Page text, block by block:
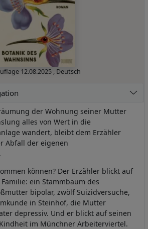
12.08.2025 , Deutsch
der Wohnung seiner Mutter
alles von Wert in die
wandert, bleibt dem Erzähler
Abfall der eigenen
können? Der Erzähler blickt auf
ein Stammbaum des
bipolar, zwölf Suizidversuche,
in Steinhof, die Mutter
depressiv. Und er blickt auf seinen
im Münchner Arbeiterviertel.